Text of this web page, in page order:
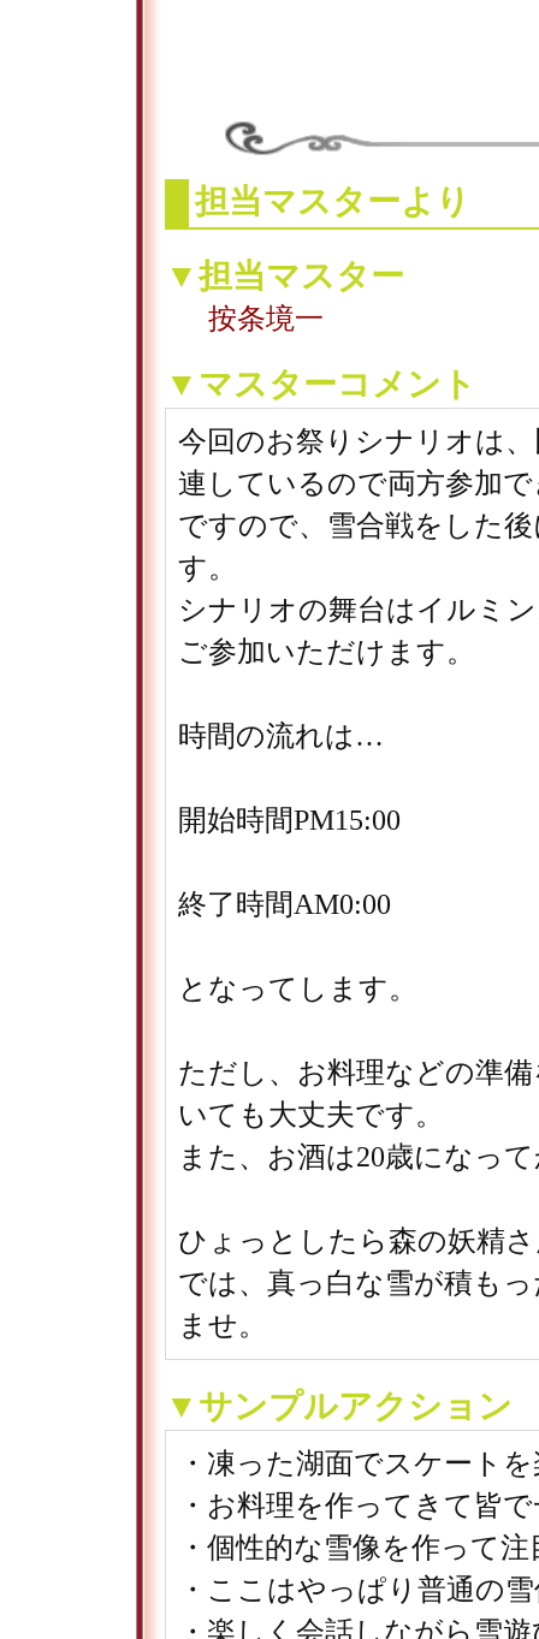
担当マスターより
▼担当マスター
按条境一
▼マスターコメント
今回のお祭りシナリオは
連しているので両方参加
ですので、雪合戦をした
す。
シナリオの舞台はイルミ
ご参加いただけます。
時間の流れは…
開始時間PM15:00
終了時間AM0:00
となってします。
ただし、お料理などの準
いても大丈夫です。
また、お酒は20歳になっ
ひょっとしたら森の妖精
では、真っ白な雪が積も
ませ。
▼サンプルアクション
・凍った湖面でスケート
・お料理を作ってきて皆
・個性的な雪像を作って
・ここはやっぱり普通の
・楽しく会話しながら雪